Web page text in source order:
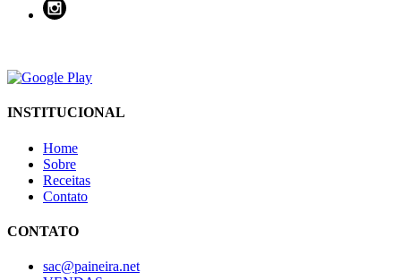
INSTITUCIONAL
Home
Sobre
Receitas
Contato
CONTATO
sac@paineira.net